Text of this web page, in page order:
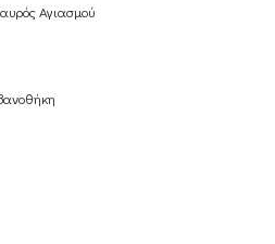
Αγιασμού